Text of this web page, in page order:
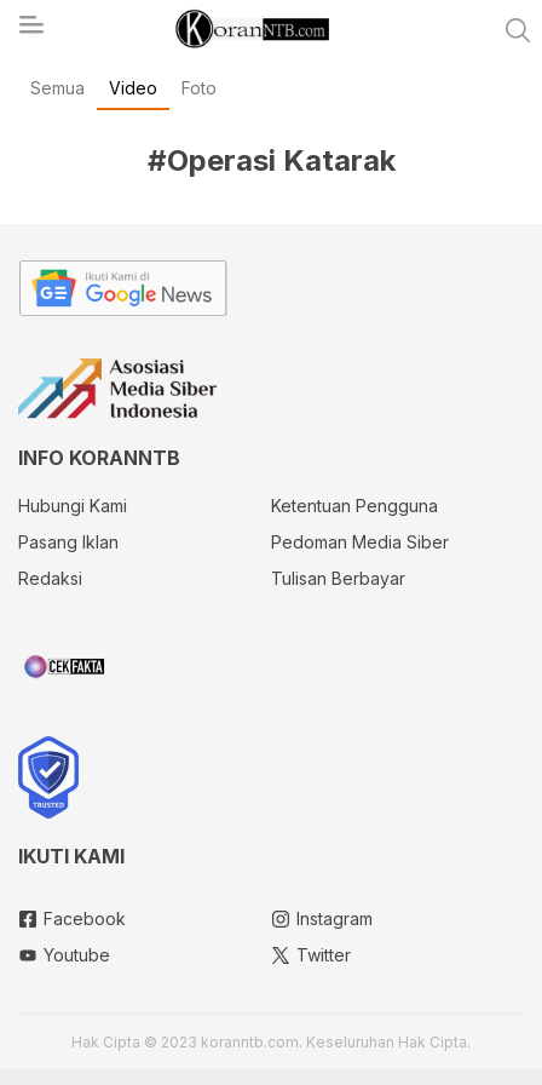
koranntb.com
Semua Video Foto
#Operasi Katarak
INFO KORANNTB
Hubungi Kami
Ketentuan Pengguna
Pasang Iklan
Pedoman Media Siber
Redaksi
Tulisan Berbayar
IKUTI KAMI
Facebook
Instagram
Youtube
Twitter
Hak Cipta © 2023 koranntb.com. Keseluruhan Hak Cipta.